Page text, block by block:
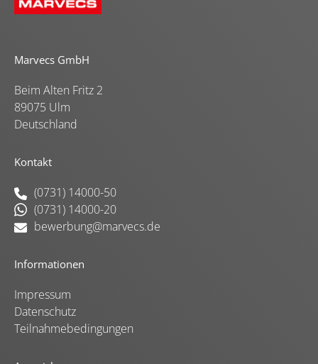
Marvecs GmbH
Beim Alten Fritz 2
89075 Ulm
Deutschland
Kontakt
(0731) 14000-50
(0731) 14000-20
bewerbung@marvecs.de
Informationen
Impressum
Datenschutz
Teilnahmebedingungen